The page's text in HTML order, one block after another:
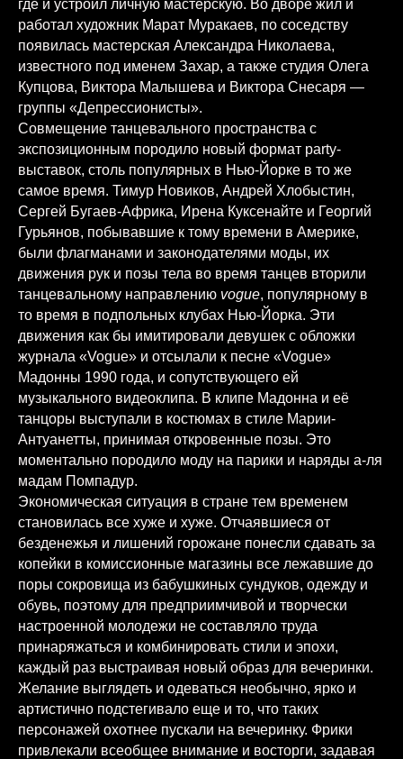
где и устроил личную мастерскую. Во дворе жил и
работал художник Марат Муракаев, по соседству
появилась мастерская Александра Николаева,
известного под именем Захар, а также студия Олега
Купцова, Виктора Малышева и Виктора Снесаря —
группы «Депрессионисты».
Совмещение танцевального пространства с
экспозиционным породило новый формат party-
выставок, столь популярных в Нью-Йорке в то же
самое время. Тимур Новиков, Андрей Хлобыстин,
Сергей Бугаев-Африка, Ирена Куксенайте и Георгий
Гурьянов, побывавшие к тому времени в Америке,
были флагманами и законодателями моды, их
движения рук и позы тела во время танцев вторили
танцевальному направлению vogue, популярному в
то время в подпольных клубах Нью-Йорка. Эти
движения как бы имитировали девушек с обложки
журнала «Vogue» и отсылали к песне «Vogue»
Мадонны 1990 года, и сопутствующего ей
музыкального видеоклипа. В клипе Мадонна и её
танцоры выступали в костюмах в стиле Марии-
Антуанетты, принимая откровенные позы. Это
моментально породило моду на парики и наряды а-ля
мадам Помпадур.
Экономическая ситуация в стране тем временем
становилась все хуже и хуже. Отчаявшиеся от
безденежья и лишений горожане понесли сдавать за
копейки в комиссионные магазины все лежавшие до
поры сокровища из бабушкиных сундуков, одежду и
обувь, поэтому для предприимчивой и творчески
настроенной молодежи не составляло труда
принаряжаться и комбинировать стили и эпохи,
каждый раз выстраивая новый образ для вечеринки.
Желание выглядеть и одеваться необычно, ярко и
артистично подстегивало еще и то, что таких
персонажей охотнее пускали на вечеринку. Фрики
привлекали всеобщее внимание и восторги, задавая